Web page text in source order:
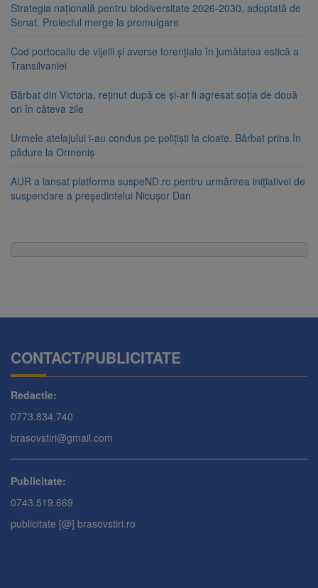
Strategia națională pentru biodiversitate 2026-2030, adoptată de
Senat. Proiectul merge la promulgare
Cod portocaliu de vijelii și averse torențiale în jumătatea estică a
Transilvaniei
Bărbat din Victoria, reținut după ce și-ar fi agresat soția de două
ori în câteva zile
Urmele atelajului i-au condus pe polițiști la cioate. Bărbat prins în
pădure la Ormeniș
AUR a lansat platforma suspeND.ro pentru urmărirea inițiativei de
suspendare a președintelui Nicușor Dan
CONTACT/PUBLICITATE
Redactie:
0773.834.740
brasovstiri@gmail.com
Publicitate:
0743.519.669
publicitate [@] brasovstiri.ro